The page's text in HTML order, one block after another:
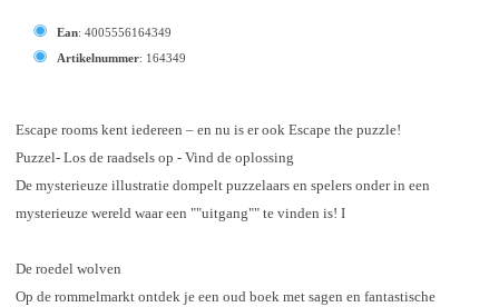
Ean: 4005556164349
Artikelnummer: 164349
Escape rooms kent iedereen – en nu is er ook Escape the puzzle!
Puzzel- Los de raadsels op - Vind de oplossing
De mysterieuze illustratie dompelt puzzelaars en spelers onder in een
mysterieuze wereld waar een ""uitgang"" te vinden is! I
De roedel wolven
Op de rommelmarkt ontdek je een oud boek met sagen en fantastische